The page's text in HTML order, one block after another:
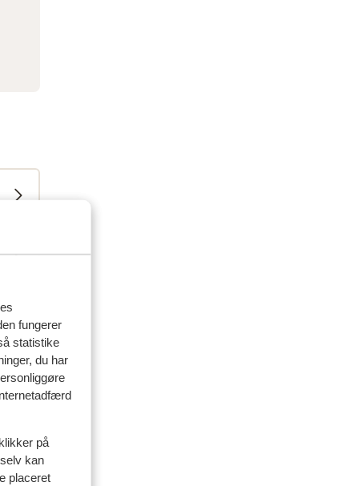
fungerer
statistike
du har
på
kan
placeret